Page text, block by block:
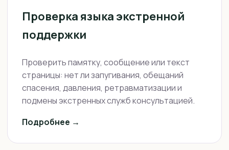
Проверка языка экстренной
поддержки
Проверить памятку, сообщение или текст
страницы: нет ли запугивания, обещаний
спасения, давления, ретравматизации и
подмены экстренных служб консультацией.
Подробнее →